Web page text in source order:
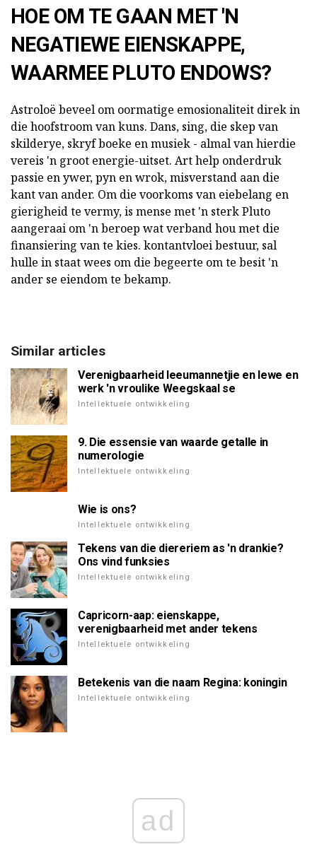
HOE OM TE GAAN MET 'N
NEGATIEWE EIENSKAPPE,
WAARMEE PLUTO ENDOWS?
Astroloë beveel om oormatige emosionaliteit direk in
die hoofstroom van kuns. Dans, sing, die skep van
skilderye, skryf boeke en musiek - almal van hierdie
vereis 'n groot energie-uitset. Art help onderdruk
passie en ywer, pyn en wrok, misverstand aan die
kant van ander. Om die voorkoms van eiebelang en
gierigheid te vermy, is mense met 'n sterk Pluto
aangeraai om 'n beroep wat verband hou met die
finansiering van te kies. kontantvloei bestuur, sal
hulle in staat wees om die begeerte om te besit 'n
ander se eiendom te bekamp.
Similar articles
Verenigbaarheid leeumannetjie en lewe en
werk 'n vroulike Weegskaal se
Intellektuele ontwikkeling
9. Die essensie van waarde getalle in
numerologie
Intellektuele ontwikkeling
Wie is ons?
Intellektuele ontwikkeling
Tekens van die diereriem as 'n drankie?
Ons vind funksies
Intellektuele ontwikkeling
Capricorn-aap: eienskappe,
verenigbaarheid met ander tekens
Intellektuele ontwikkeling
Betekenis van die naam Regina: koningin
Intellektuele ontwikkeling
ad